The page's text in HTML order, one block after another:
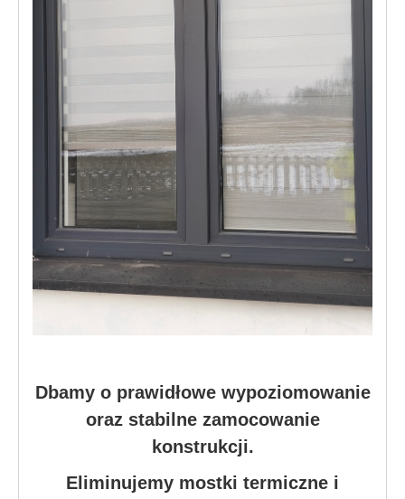
Dbamy o prawidłowe wypoziomowanie
oraz stabilne zamocowanie
konstrukcji.
Eliminujemy mostki termiczne i